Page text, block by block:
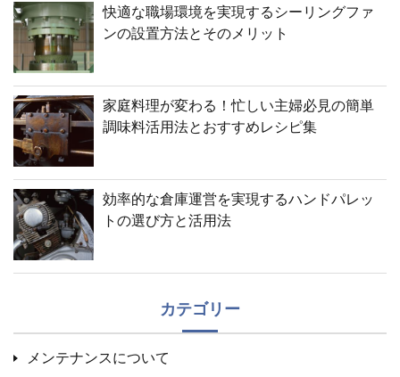
快適な職場環境を実現するシーリングファ
ンの設置方法とそのメリット
家庭料理が変わる！忙しい主婦必見の簡単
調味料活用法とおすすめレシピ集
効率的な倉庫運営を実現するハンドパレッ
トの選び方と活用法
カテゴリー
メンテナンスについて